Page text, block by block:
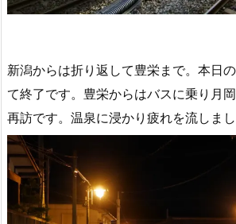
新潟からは折り返して豊栄まで。本日
て終了です。豊栄からはバスに乗り月
再訪です。温泉に浸かり疲れを流しまし